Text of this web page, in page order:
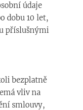
údaje
dobu 10 let,
příslušnými
bezplatně
vliv na
smlouvy,